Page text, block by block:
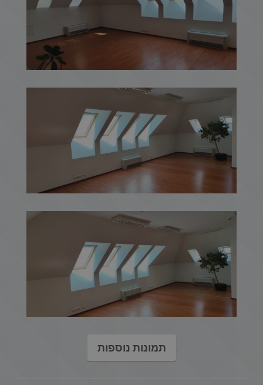
תמונות נוספות